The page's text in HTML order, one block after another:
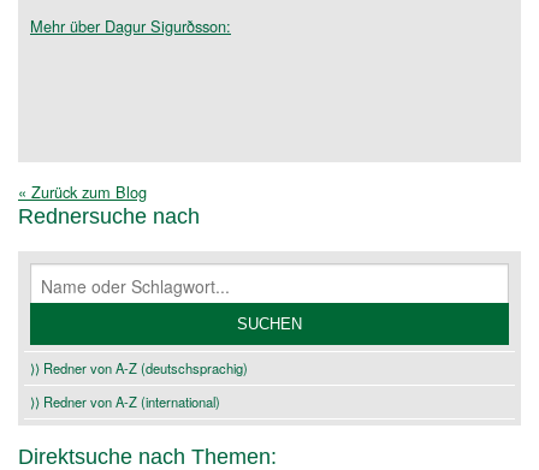
Mehr über Dagur Sigurðsson:
« Zurück zum Blog
Rednersuche nach
⟩⟩ Redner von A-Z (deutschsprachig)
⟩⟩ Redner von A-Z (international)
Direktsuche nach Themen: